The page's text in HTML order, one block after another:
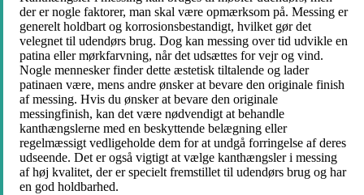
der er nogle faktorer, man skal være opmærksom på. Messing er
generelt holdbart og korrosionsbestandigt, hvilket gør det
velegnet til udendørs brug. Dog kan messing over tid udvikle en
patina eller mørkfarvning, når det udsættes for vejr og vind.
Nogle mennesker finder dette æstetisk tiltalende og lader
patinaen være, mens andre ønsker at bevare den originale finish
af messing. Hvis du ønsker at bevare den originale
messingfinish, kan det være nødvendigt at behandle
kanthængslerne med en beskyttende belægning eller
regelmæssigt vedligeholde dem for at undgå forringelse af deres
udseende. Det er også vigtigt at vælge kanthængsler i messing
af høj kvalitet, der er specielt fremstillet til udendørs brug og har
en god holdbarhed.